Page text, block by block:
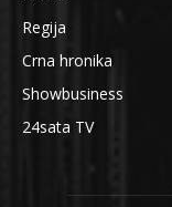
Regija
Crna hronika
Showbusiness
24sata TV